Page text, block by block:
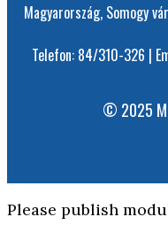
Magyarország, Somogy
Telefon: 84/310-326 |
© 2025
Please publish